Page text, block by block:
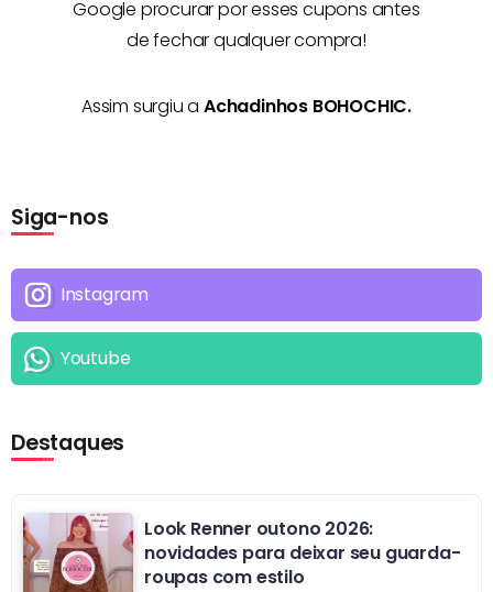
Google procurar por esses cupons antes
de fechar qualquer compra!
Assim surgiu a Achadinhos BOHOCHIC.
Siga-nos
Instagram
Youtube
Destaques
Look Renner outono 2026:
novidades para deixar seu guarda-
roupas com estilo